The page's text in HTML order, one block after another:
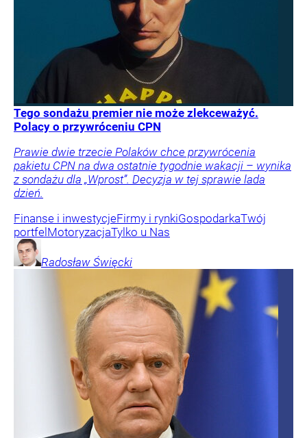
Tego sondażu premier nie może zlekceważyć.
Polacy o przywróceniu CPN
Prawie dwie trzecie Polaków chce przywrócenia
pakietu CPN na dwa ostatnie tygodnie wakacji – wynika
z sondażu dla „Wprost”. Decyzja w tej sprawie lada
dzień.
Finanse i inwestycjeFirmy i rynkiGospodarkaTwój
portfelMotoryzacjaTylko u Nas
Radosław Święcki